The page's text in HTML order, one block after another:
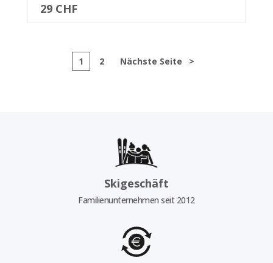
29 CHF
1 2 Nächste Seite >
Skigeschäft
Familienunternehmen seit 2012